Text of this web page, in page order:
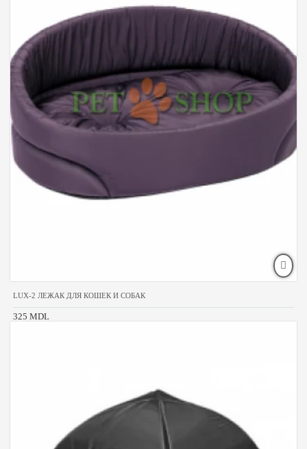
LUX-2 ЛЕЖАК ДЛЯ КОШЕК И СОБАК
325 MDL